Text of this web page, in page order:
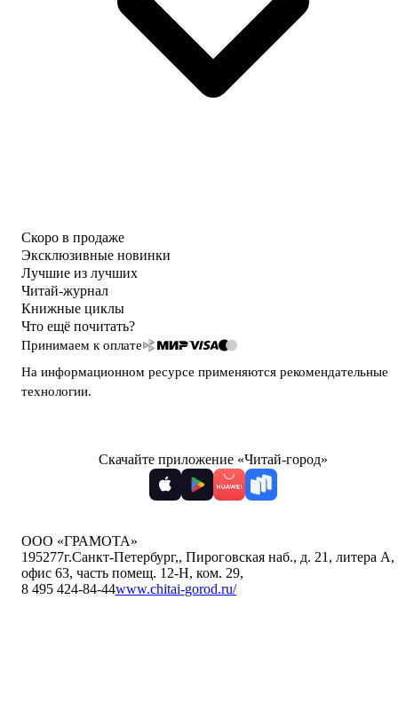
Скоро в продаже
Эксклюзивные новинки
Лучшие из лучших
Читай-журнал
Книжные циклы
Что ещё почитать?
Принимаем к оплате
На информационном ресурсе применяются рекомендательные
технологии.
Скачайте приложение «Читай-город»
ООО «ГРАМОТА»
195277г.Санкт-Петербург,, Пироговская наб., д. 21, литера А,
офис 63, часть помещ. 12-Н, ком. 29,
8 495 424-84-44www.chitai-gorod.ru/